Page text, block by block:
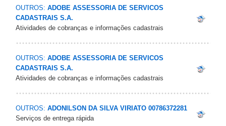
OUTROS: ADOBE ASSESSORIA DE SERVICOS
CADASTRAIS S.A.
Atividades de cobranças e informações cadastrais
OUTROS: ADOBE ASSESSORIA DE SERVICOS
CADASTRAIS S.A.
Atividades de cobranças e informações cadastrais
OUTROS: ADONILSON DA SILVA VIRIATO 00786372281
Serviços de entrega rápida